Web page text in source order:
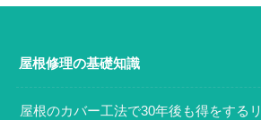
屋根修理の基礎知識
屋根のカバー工法で30年後も得をする